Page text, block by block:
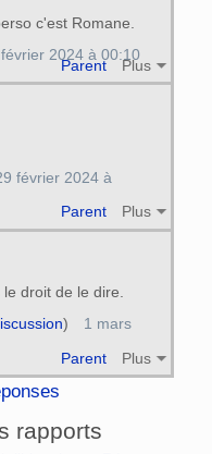
c'est Romane.
Parent Plus
2024 à 00:10
Parent Plus
février 2024 à
le droit de le dire.
Parent Plus
)
1 mars
rapports